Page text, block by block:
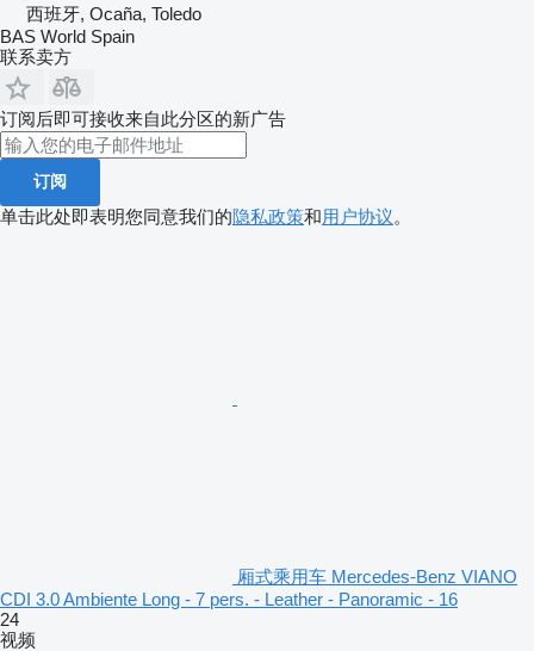
西班牙, Ocaña, Toledo
BAS World Spain
联系卖方
订阅后即可接收来自此分区的新广告
订阅
单击此处即表明您同意我们的隐私政策和用户协议。
厢式乘用车 Mercedes-Benz VIANO
CDI 3.0 Ambiente Long - 7 pers. - Leather - Panoramic - 16
24
视频